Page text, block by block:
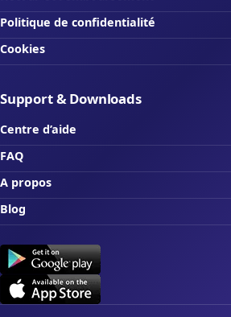
Politique de confidentialité
Cookies
Support & Downloads
Centre d’aide
FAQ
A propos
Blog